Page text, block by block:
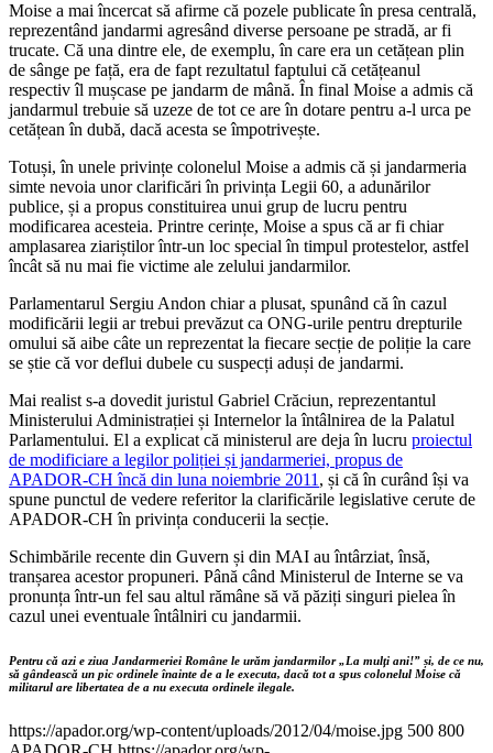
Moise a mai încercat să afirme că pozele publicate în presa centrală,
reprezentând jandarmi agresând diverse persoane pe stradă, ar fi
trucate. Că una dintre ele, de exemplu, în care era un cetățean plin
de sânge pe față, era de fapt rezultatul faptului că cetățeanul
respectiv îl mușcase pe jandarm de mână. În final Moise a admis că
jandarmul trebuie să uzeze de tot ce are în dotare pentru a-l urca pe
cetățean în dubă, dacă acesta se împotrivește.
Totuși, în unele privințe colonelul Moise a admis că și jandarmeria
simte nevoia unor clarificări în privința Legii 60, a adunărilor
publice, și a propus constituirea unui grup de lucru pentru
modificarea acesteia. Printre cerințe, Moise a spus că ar fi chiar
amplasarea ziariștilor într-un loc special în timpul protestelor, astfel
încât să nu mai fie victime ale zelului jandarmilor.
Parlamentarul Sergiu Andon chiar a plusat, spunând că în cazul
modificării legii ar trebui prevăzut ca ONG-urile pentru drepturile
omului să aibe câte un reprezentat la fiecare secție de poliție la care
se știe că vor deflui dubele cu suspecți aduși de jandarmi.
Mai realist s-a dovedit juristul Gabriel Crăciun, reprezentantul
Ministerului Administrației și Internelor la întâlnirea de la Palatul
Parlamentului. El a explicat că ministerul are deja în lucru proiectul
de modificiare a legilor poliției și jandarmeriei, propus de
APADOR-CH încă din luna noiembrie 2011 , și că în curând își va
spune punctul de vedere referitor la clarificările legislative cerute de
APADOR-CH în privința conducerii la secție.
Schimbările recente din Guvern și din MAI au întârziat, însă,
tranșarea acestor propuneri. Până când Ministerul de Interne se va
pronunța într-un fel sau altul rămâne să vă păziți singuri pielea în
cazul unei eventuale întâlniri cu jandarmii.
Pentru că azi e ziua Jandarmeriei Române le urăm jandarmilor „La mulți ani!” și, de ce nu,
să gândească un pic ordinele înainte de a le executa, dacă tot a spus colonelul Moise că
militarul are libertatea de a nu executa ordinele ilegale.
https://apador.org/wp-content/uploads/2012/04/moise.jpg 500 800